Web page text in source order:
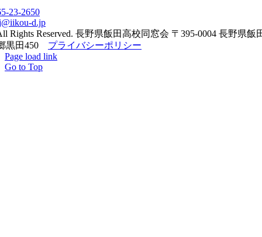
23-2650
d.jp
Rights Reserved. 長野県飯田高校同窓会 〒395-0004 長野県飯
黒田450 プライバシーポリシー
Page load link
Go to Top